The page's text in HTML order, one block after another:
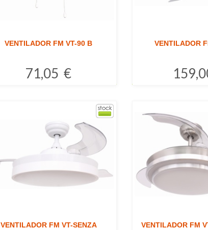
VENTILADOR FM VT-90 B
71,05 €
VENTILADOR
VENTILADOR FM VT-SENZA VENTILADOR FM